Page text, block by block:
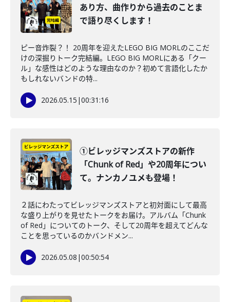
あり方、曲作りから過去のことま
で語り尽くします！
ピー音炸裂？！ 20周年を迎えたLEGO BIG MORLのここだ
けの深掘りトーク完結編。LEGO BIG MORLにある「クー
ル」な感性はどのような理由なのか？初めて言語化したか
もしれないバンドの特...
2026.05.15 |00:31:16
①ビレッジマンズストアの新作
「Chunk of Red」や20周年につい
て。ナンカノユメも登場！
２話にわたってビレッジマンズストアと初対面にして最高
な盛り上がりを見せたトークをお届け。アルバム「Chunk
of Red」についてのトーク、そして20周年を超えてどんな
ことを思っているのかバンドメン...
2026.05.08 |00:50:54